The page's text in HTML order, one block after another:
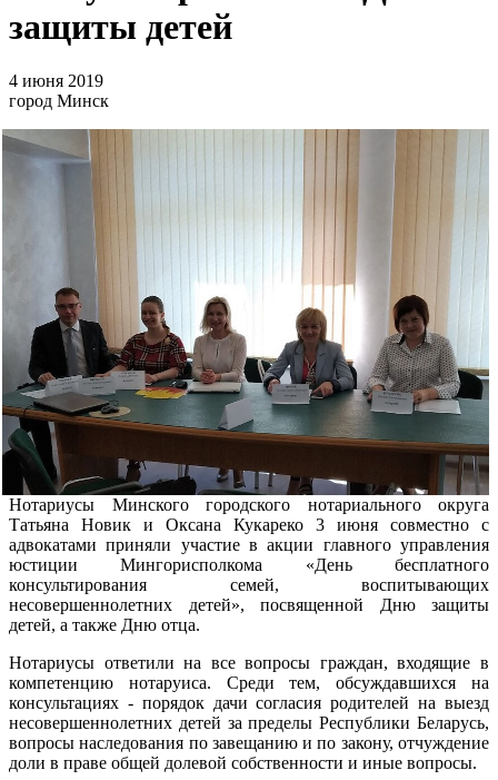
защиты детей
4 июня 2019
город Минск
Нотариусы Минского городского нотариального округа
Татьяна Новик и Оксана Кукареко 3 июня совместно с
адвокатами приняли участие в акции главного управления
юстиции Мингорисполкома «День бесплатного
консультирования семей, воспитывающих
несовершеннолетних детей», посвященной Дню защиты
детей, а также Дню отца.
Нотариусы ответили на все вопросы граждан, входящие в
компетенцию нотаруиса. Среди тем, обсуждавшихся на
консультациях - порядок дачи согласия родителей на выезд
несовершеннолетних детей за пределы Республики Беларусь,
вопросы наследования по завещанию и по закону, отчуждение
доли в праве общей долевой собственности и иные вопросы.